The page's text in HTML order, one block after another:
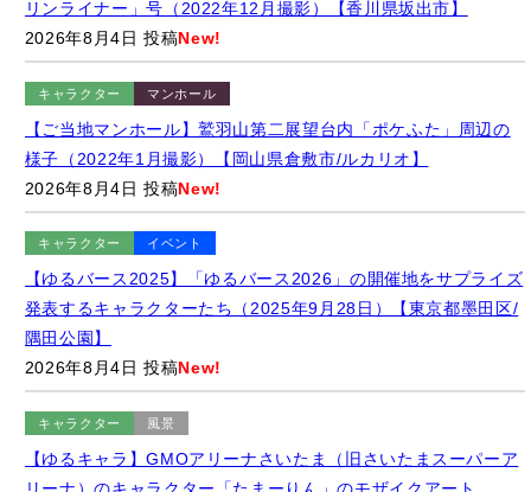
2026年8月4日 投稿New!
キャラクター マンホール
【ご当地マンホール】鷲羽山第二展望台内「ポケふた」周辺の
様子（2022年1月撮影）【岡山県倉敷市/ルカリオ】
2026年8月4日 投稿New!
キャラクター イベント
【ゆるバース2025】「ゆるバース2026」の開催地をサプライズ
発表するキャラクターたち（2025年9月28日）【東京都墨田区/
隅田公園】
2026年8月4日 投稿
キャラクター 風景
【ゆるキャラ】GMOアリーナさいたま（旧さいたまスーパーア
リーナ）のキャラクター「たまーりん」のモザイクアート